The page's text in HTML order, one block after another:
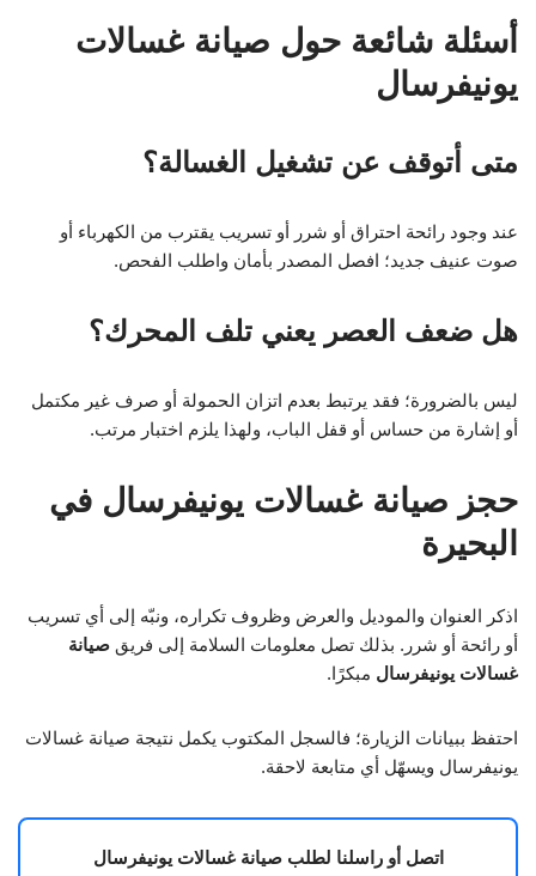
أسئلة شائعة حول صيانة غسالات
يونيفرسال
متى أتوقف عن تشغيل الغسالة؟
عند وجود رائحة احتراق أو شرر أو تسريب يقترب من الكهرباء أو
صوت عنيف جديد؛ افصل المصدر بأمان واطلب الفحص.
هل ضعف العصر يعني تلف المحرك؟
ليس بالضرورة؛ فقد يرتبط بعدم اتزان الحمولة أو صرف غير مكتمل
أو إشارة من حساس أو قفل الباب، ولهذا يلزم اختبار مرتب.
حجز صيانة غسالات يونيفرسال في
البحيرة
اذكر العنوان والموديل والعرض وظروف تكراره، ونبّه إلى أي تسريب
أو رائحة أو شرر. بذلك تصل معلومات السلامة إلى فريق صيانة
غسالات يونيفرسال مبكرًا.
احتفظ ببيانات الزيارة؛ فالسجل المكتوب يكمل نتيجة صيانة غسالات
يونيفرسال ويسهّل أي متابعة لاحقة.
اتصل أو راسلنا لطلب صيانة غسالات يونيفرسال